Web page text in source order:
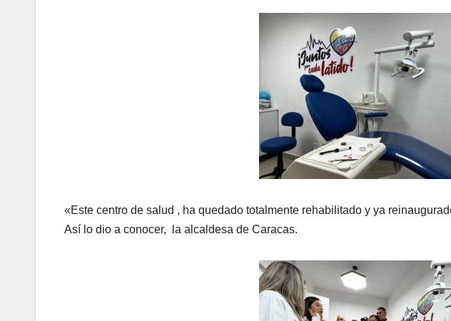
«Este centro de salud , ha quedado totalmente rehabilitado y ya
Así lo dio a conocer, la alcaldesa de Caracas.